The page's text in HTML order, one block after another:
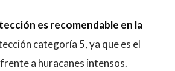
es recomendable en la
categoría 5, ya que es el
a huracanes intensos.